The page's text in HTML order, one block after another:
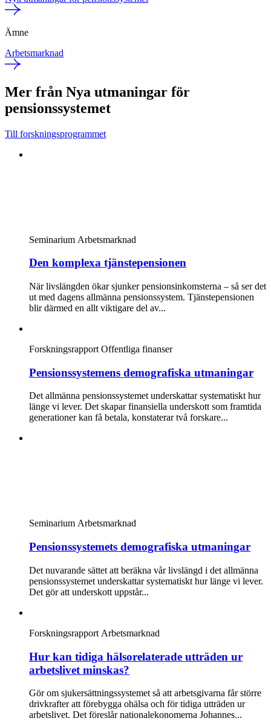
Ämne
Arbetsmarknad
Mer från Nya utmaningar för
pensionssystemet
Till forskningsprogrammet
Seminarium Arbetsmarknad
Den komplexa tjänstepensionen
När livslängden ökar sjunker pensionsinkomsterna – så ser det
ut med dagens allmänna pensionssystem. Tjänstepensionen
blir därmed en allt viktigare del av...
Forskningsrapport Offentliga finanser
Pensionssystemens demografiska utmaningar
Det allmänna pensionssystemet underskattar systematiskt hur
länge vi lever. Det skapar finansiella underskott som framtida
generationer kan få betala, konstaterar två forskare...
Seminarium Arbetsmarknad
Pensionssystemets demografiska utmaningar
Det nuvarande sättet att beräkna vår livslängd i det allmänna
pensionssystemet underskattar systematiskt hur länge vi lever.
Det gör att underskott uppstår...
Forskningsrapport Arbetsmarknad
Hur kan tidiga hälsorelaterade utträden ur
arbetslivet minskas?
Gör om sjukersättningssystemet så att arbetsgivarna får större
drivkrafter att förebygga ohälsa och för tidiga utträden ur
arbetslivet. Det föreslår nationalekonomerna Johannes...